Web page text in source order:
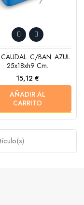
C/BAN. AZUL.
25x18xh9 Cm.
Precio
15,12 €
AÑADIR AL
CARRITO